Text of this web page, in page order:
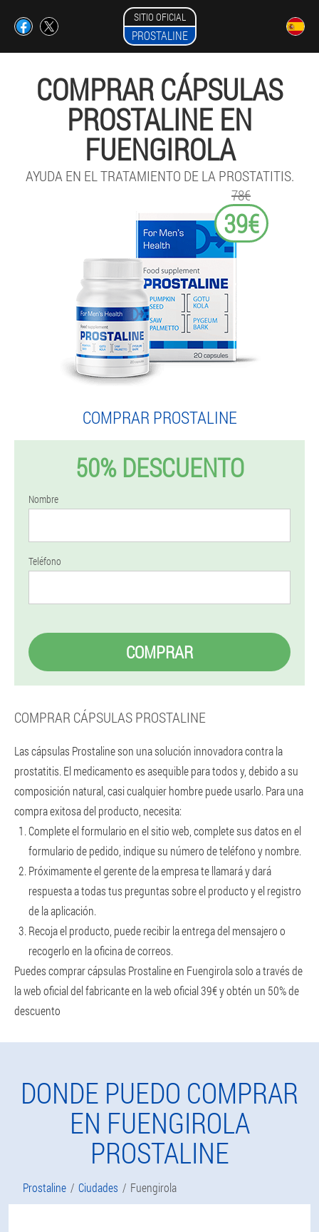
SITIO OFICIAL
PROSTALINE
COMPRAR CÁPSULAS
PROSTALINE EN
FUENGIROLA
AYUDA EN EL TRATAMIENTO DE LA PROSTATITIS.
78€
39€
COMPRAR PROSTALINE
50% DESCUENTO
Nombre
Teléfono
COMPRAR
COMPRAR CÁPSULAS PROSTALINE
Las cápsulas Prostaline son una solución innovadora contra la
prostatitis. El medicamento es asequible para todos y, debido a su
composición natural, casi cualquier hombre puede usarlo. Para una
compra exitosa del producto, necesita:
Complete el formulario en el sitio web, complete sus datos en el
formulario de pedido, indique su número de teléfono y nombre.
Próximamente el gerente de la empresa te llamará y dará
respuesta a todas tus preguntas sobre el producto y el registro
de la aplicación.
Recoja el producto, puede recibir la entrega del mensajero o
recogerlo en la oficina de correos.
Puedes comprar cápsulas Prostaline en Fuengirola solo a través de
la web oficial del fabricante en la web oficial 39€ y obtén un 50% de
descuento
DONDE PUEDO COMPRAR
EN FUENGIROLA
PROSTALINE
Prostaline Ciudades Fuengirola